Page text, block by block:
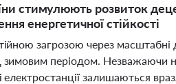
стимулюють розвиток
енергетичної стійкості
загрозою через масштабні
зимовим періодом. Незважаючи
залишаються